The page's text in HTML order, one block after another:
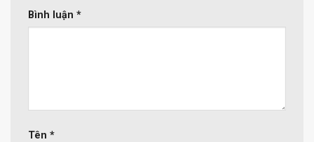
Bình luận *
Tên *